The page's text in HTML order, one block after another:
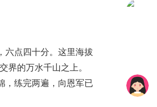
六点四十分。这里海拔
界的万水千山之上。
，练完两遍，向恩军已